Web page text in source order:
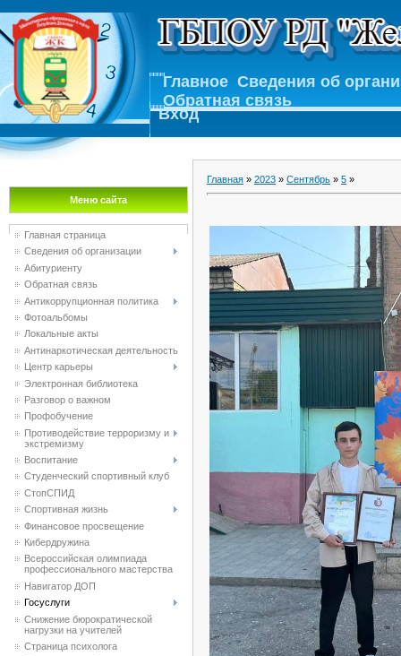
Главное Сведения об
Обратная связь
Вход
Меню сайта
Главная страница
Сведения об организации
Абитуриенту
Обратная связь
Антикоррупционная политика
Фотоальбомы
Локальные акты
Антинаркотическая деятельность
Центр карьеры
Электронная библиотека
Разговор о важном
Профобучение
Противодействие терроризму и
экстремизму
Воспитание
Студенческий спортивный клуб
CтопСПИД
Спортивная жизнь
Финансовое просвещение
Кибердружина
Всероссийская олимпиада
профессионального мастерства
Навигатор ДОП
Госуслуги
Снижение бюрократической
нагрузки на учителей
Страница психолога
Главная » 2023 » Сентябрь » 5 »